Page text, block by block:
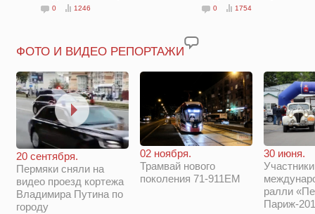
0 1246 0 1754
ФОТО И ВИДЕО РЕПОРТАЖИ
20 сентября.
Пермяки сняли на
видео проезд кортежа
Владимира Путина по
городу
02 ноября.
Трамвай нового
поколения 71-911ЕМ
30 июня.
Участники
ралли
Париж-